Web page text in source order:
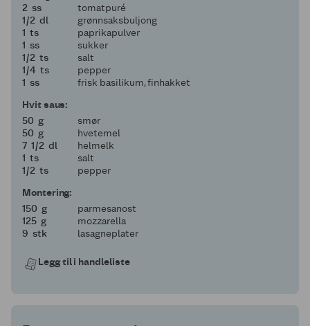
2
2 ss
tomatpuré
en halv
1/2 dl
grønnsaksbuljong
11 ts
paprikapulver
11 ss
sukker
en halv
1/2 ts
salt
en fjerdedel
1/4 ts
pepper
11 ss
frisk basilikum, finhakket
Hvit saus:
50
50 g
smør
50
50 g
hvetemel
7 og en halv
7 1/2 dl
helmelk
11 ts
salt
en halv
1/2 ts
pepper
Montering:
150
150 g
parmesanost
125
125 g
mozzarella
9
9 stk lasagneplater
Legg til i handleliste